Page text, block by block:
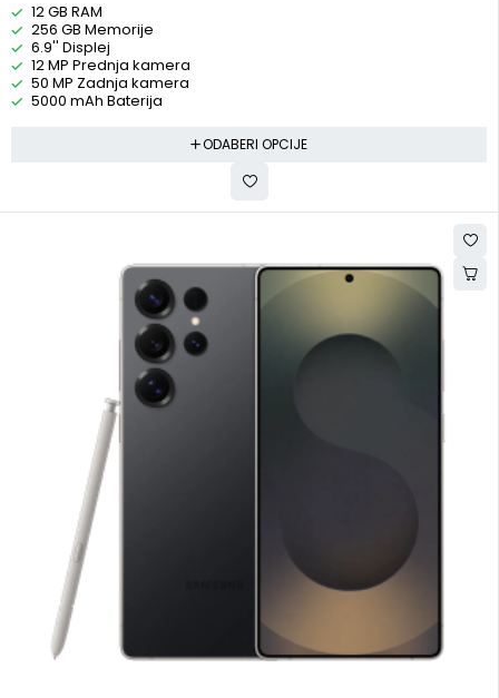
12 GB RAM
256 GB Memorije
6.9'' Displej
12 MP Prednja kamera
50 MP Zadnja kamera
5000 mAh Baterija
ODABERI OPCIJE